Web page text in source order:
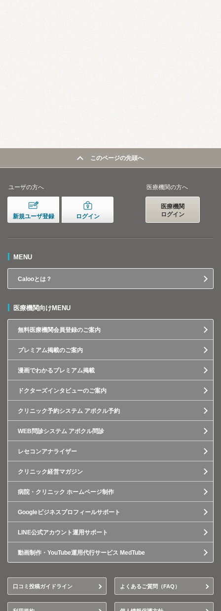
このページの先頭へ
ユーザの方へ
新規ユーザ登録 ログイン
医療機関の方へ
医療機関
ログイン
MENU
Calooとは？
医療機関向けMENU
無料医療機関会員登録のご案内
プレミアム掲載のご案内
漫画でわかるプレミアム掲載
ドクターズインタビューのご案内
クリニック予約システム アポクル予約
WEB問診システム アポクル問診
レセコンアナライザー
クリニック経営マガジン
病院・クリニック ホームページ制作
Googleビジネスプロフィールサポート
LINE公式アカウント運用サポート
動画制作・YouTube運用代行サービス MedTube
口コミ投稿ガイドライン よくあるご質問（FAQ）